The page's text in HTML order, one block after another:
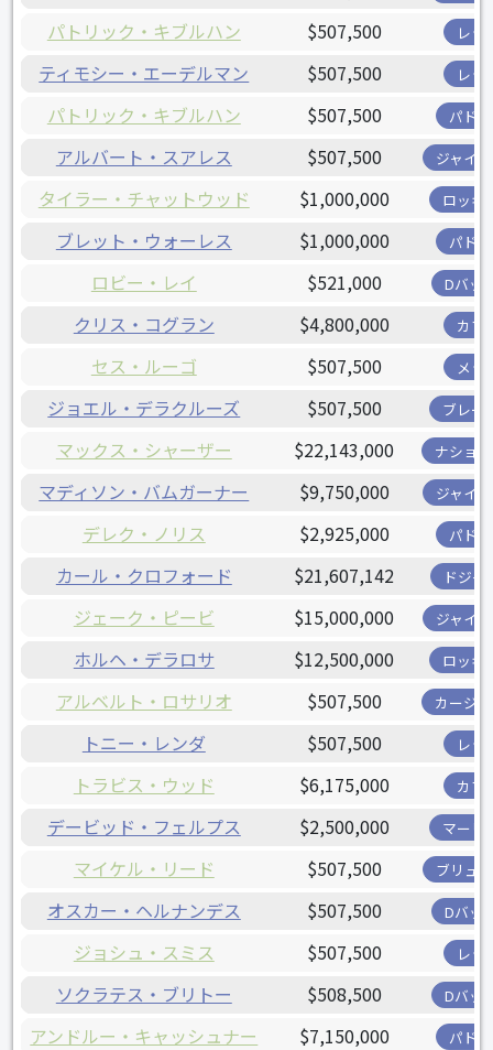
パトリック・キブルハン $507,500 レッ
ティモシー・エーデルマン $507,500 レッ
パトリック・キブルハン $507,500 パド
アルバート・スアレス $507,500 ジャイ
タイラー・チャットウッド $1,000,000 ロッキ
ブレット・ウォーレス $1,000,000 パド
ロビー・レイ $521,000 Dバッ
クリス・コグラン $4,800,000 カブ
セス・ルーゴ $507,500 メッ
ジョエル・デラクルーズ $507,500 ブレー
マックス・シャーザー $22,143,000 ナショ
マディソン・バムガーナー $9,750,000 ジャイ
デレク・ノリス $2,925,000 パド
カール・クロフォード $21,607,142 ドジャ
ジェーク・ピービ $15,000,000 ジャイ
ホルヘ・デラロサ $12,500,000 ロッキ
アルベルト・ロサリオ $507,500 カージ
トニー・レンダ $507,500 レッ
トラビス・ウッド $6,175,000 カブ
デービッド・フェルプス $2,500,000 マーリ
マイケル・リード $507,500 ブリュ
オスカー・ヘルナンデス $507,500 Dバッ
ジョシュ・スミス $507,500 レッ
ソクラテス・ブリトー $508,500 Dバッ
アンドルー・キャッシュナー $7,150,000 パド